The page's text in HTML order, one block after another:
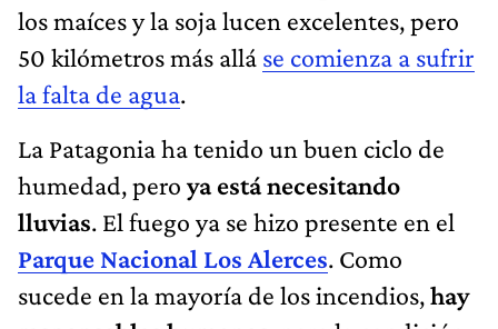
los maíces y la soja lucen excelentes, pero
50 kilómetros más allá se comienza a sufrir
la falta de agua.
La Patagonia ha tenido un buen ciclo de
humedad, peroya está necesitando
lluvias. El fuego ya se hizo presente en el
Parque Nacional Los Alerces. Como
sucede en la mayoría de los incendios,hay